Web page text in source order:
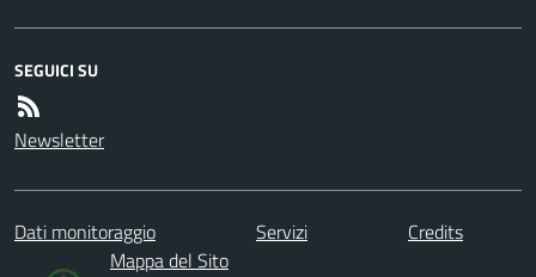
SEGUICI SU
Newsletter
Dati monitoraggio Servizi
Credits
Mappa del Sito